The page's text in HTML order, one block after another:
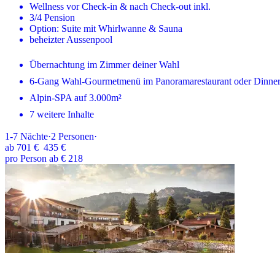
Wellness vor Check-in & nach Check-out inkl.
3/4 Pension
Option: Suite mit Whirlwanne & Sauna
beheizter Aussenpool
Übernachtung im Zimmer deiner Wahl
6-Gang Wahl-Gourmetmenü im Panoramarestaurant oder
Alpin-SPA auf 3.000m²
7 weitere Inhalte
1-7 Nächte·2 Personen·
ab 701 € 435 €
pro Person ab € 218